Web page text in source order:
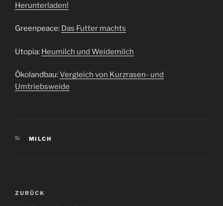
Herunterladen!
Greenpeace: Das Futter machts
Utopia: Heumilch und Weidemilch
Ökolandbau:Vergleich von Kurzrasen- und
Umtriebsweide
KATEGORIEN
MILCH
Beitragsnavigation
Vorheriger
ZURÜCK